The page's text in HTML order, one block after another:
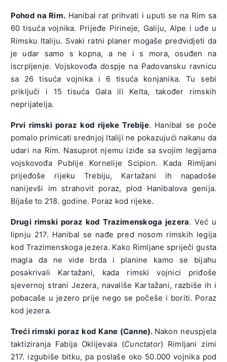
Pohod na Rim. Hanibal rat prihvati i uputi se na Rim sa
60 tisuća vojnika. Prijeđe Pirineje, Galiju, Alpe i uđe u
Rimsku Italiju. Svaki ratni planer mogaše predvidjeti da
je udar samo s kopna, a ne i s mora, osuđen na
iscrpljenje. Vojskovođa dospje na Padovansku ravnicu
sa 26 tisuća vojnika i 6 tisuća konjanika. Tu sebi
priključi i 15 tisuća Gala ili Kelta, također rimskih
neprijatelja.
Prvi rimski poraz kod rijeke Trebije. Hanibal se poče
pomalo primicati srednjoj Italiji ne pokazujući nakanu da
udari na Rim. Nasuprot njemu iziđe sa svojim legijama
vojskovođa Publije Kornelije Scipion. Kada Rimljani
prijeđoše rijeku Trebiju, Kartažani ih napadoše
nanijevši im strahovit poraz, plod Hanibalova genija.
Bijaše to 218. godine. Poraz kod rijeke.
Drugi rimski poraz kod Trazimenskoga jezera. Već u
lipnju 217. Hanibal se nađe pred nosom rimskih legija
kod Trazimenskoga jezera. Kako Rimljane spriječi gusta
magla da ne vide brda i planine kamo se bijahu
posakrivali Kartažani, kada rimski vojnici priđoše
sjevernoj strani Jezera, navališe Kartažani, razbiše ih i
pobacaše u jezero prije nego se počeše i boriti. Poraz
kod jezera.
Treći rimski poraz kod Kane (Canne). Nakon neuspjela
taktiziranja Fabija Oklijevala (Cunctator) Rimljani zimi
217. izgubiše bitku, pa poslaše oko 50.000 vojnika pod